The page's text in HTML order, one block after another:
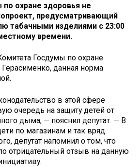
охране здоровья не
предусматривающий
табачными изделиями с 23:00
времени.
Госдумы по охране
данная норма
в этой сфере
очередь на защиту детей от
дыма, — пояснил депутат. — В
по магазинам и так вряд
депутат напомнил о том, что
отрицательный отзыв на данную